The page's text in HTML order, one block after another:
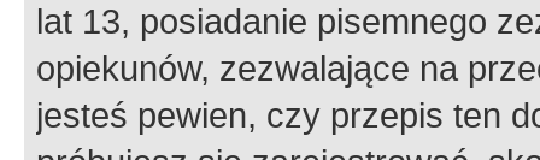
lat 13, posiadanie pisemnego
opiekunów, zezwalające na
jesteś pewien, czy przepis ten